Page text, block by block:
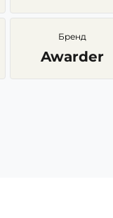
Бренд
Awarder